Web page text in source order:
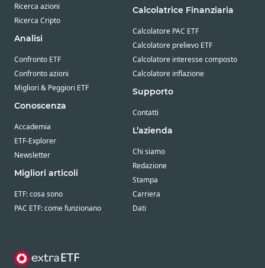
Ricerca azioni
Ricerca Cripto
Analisi
Confronto ETF
Confronto azioni
Migliori & Peggiori ETF
Conoscenza
Accademia
ETF-Explorer
Newsletter
Migliori articoli
ETF: cosa sono
PAC ETF: come funzionano
Calcolatrice Finanziaria
Calcolatore PAC ETF
Calcolatore prelievo ETF
Calcolatore interesse composto
Calcolatore inflazione
Supporto
Contatti
L’azienda
Chi siamo
Redazione
Stampa
Carriera
Dati